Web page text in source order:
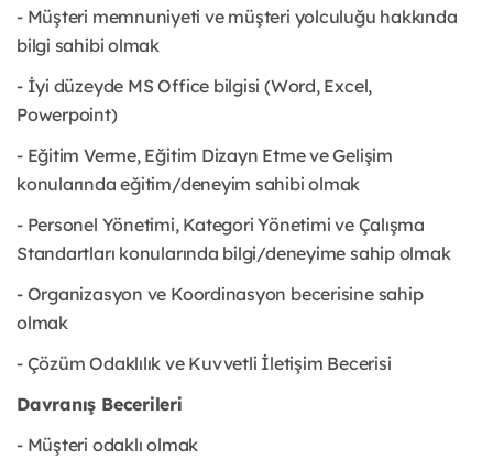
- Müşteri memnuniyeti ve müşteri yolculuğu hakkında
bilgi sahibi olmak
- İyi düzeyde MS Office bilgisi (Word, Excel,
Powerpoint)
- Eğitim Verme, Eğitim Dizayn Etme ve Gelişim
konularında eğitim/deneyim sahibi olmak
- Personel Yönetimi, Kategori Yönetimi ve Çalışma
Standartları konularında bilgi/deneyime sahip olmak
- Organizasyon ve Koordinasyon becerisine sahip
olmak
- Çözüm Odaklılık ve Kuvvetli İletişim Becerisi
Davranış Becerileri
- Müşteri odaklı olmak